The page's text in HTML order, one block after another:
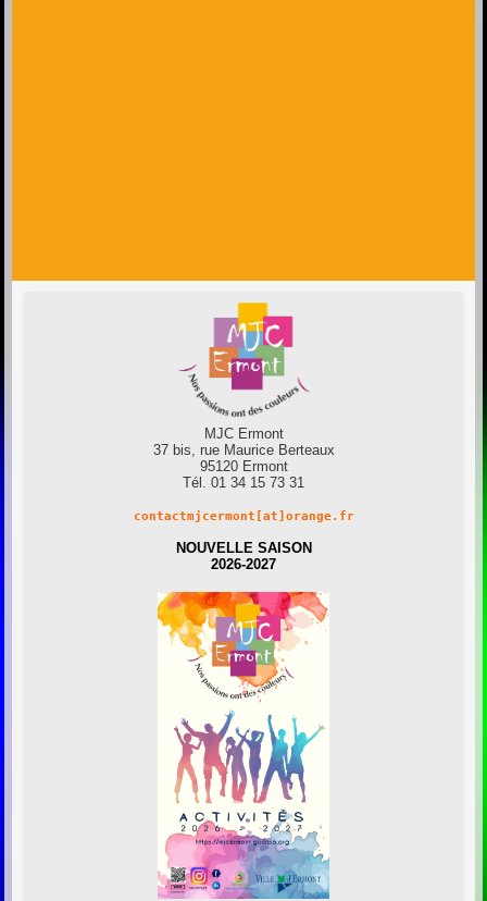
MJC Ermont
37 bis, rue Maurice Berteaux
95120 Ermont
Tél. 01 34 15 73 31
contactmjcermont[at]orange.fr
NOUVELLE SAISON
2026-2027